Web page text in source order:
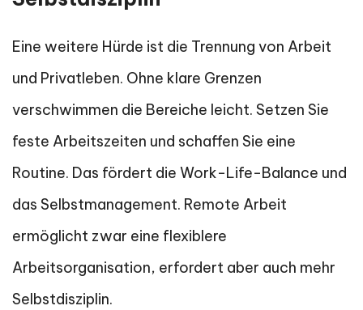
Eine weitere Hürde ist die Trennung von Arbeit
und Privatleben. Ohne klare Grenzen
verschwimmen die Bereiche leicht. Setzen Sie
feste Arbeitszeiten und schaffen Sie eine
Routine. Das fördert die Work-Life-Balance und
das Selbstmanagement. Remote Arbeit
ermöglicht zwar eine flexiblere
Arbeitsorganisation, erfordert aber auch mehr
Selbstdisziplin.